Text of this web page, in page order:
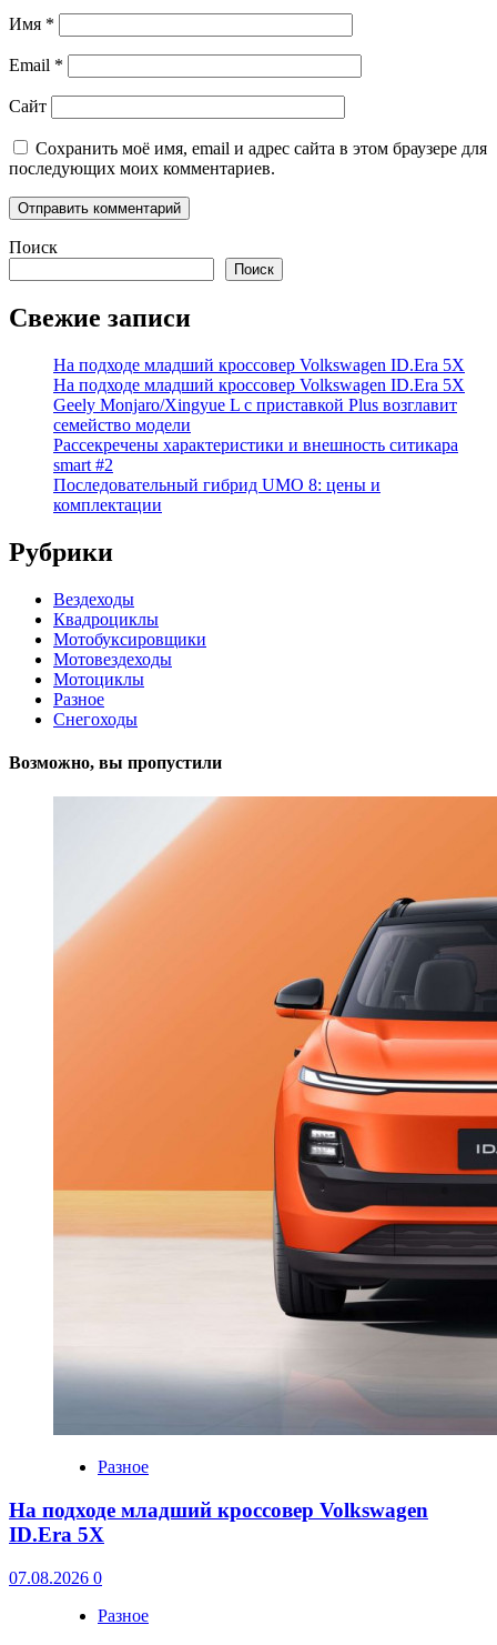
Имя *
Email *
Сайт
Сохранить моё имя, email и адрес сайта в этом браузере для
последующих моих комментариев.
Поиск
Поиск
Свежие записи
На подходе младший кроссовер Volkswagen ID.Era 5X
На подходе младший кроссовер Volkswagen ID.Era 5X
Geely Monjaro/Xingyue L с приставкой Plus возглавит
семейство модели
Рассекречены характеристики и внешность ситикара
smart #2
Последовательный гибрид UMO 8: цены и
комплектации
Рубрики
Вездеходы
Квадроциклы
Мотобуксировщики
Мотовездеходы
Мотоциклы
Разное
Снегоходы
Возможно, вы пропустили
Разное
На подходе младший кроссовер Volkswagen
ID.Era 5X
07.08.2026 0
Разное